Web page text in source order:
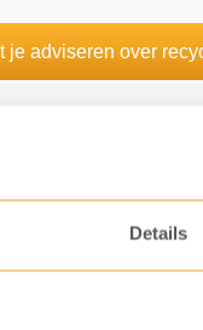
Details
je adviseren over